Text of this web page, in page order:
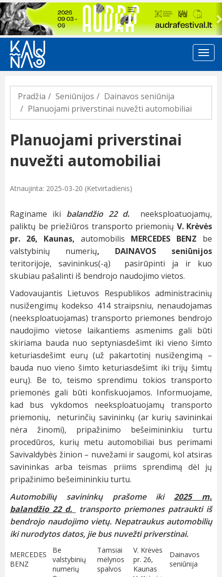
Previous
Pradžia Seniūnijos
Dainavos seniūnija
Planuojami priverstinai nuvežti automobiliai
Planuojami priverstinai
nuvežti automobiliai
Atnaujinta: 2025-03-20 (Ketvirtadienis)
Raginame iki balandžio 22 d.
neeksploatuojamų,
paliktų be priežiūros transporto priemonių V. Krėvės
pr. 26, Kaunas, automobilis MERCEDES BENZ be
valstybinių numerių, DAINAVOS seniūnijos
teritorijoje, savininkus(-ą) pasirūpinti ja ir kuo
skubiau pašalinti iš bendrojo naudojimo vietos.
Vadovaujantis Lietuvos Respublikos administracinių
nusižengimų kodekso 414 straipsniu, nenaudojamas
(neeksploatuojamas) transporto priemones bendrojo
naudojimo vietose laikantiems asmenims gali būti
skiriama bauda nuo septyniasdešimt iki vieno šimto
keturiasdešimt eurų (už pakartotinį nusižengimą –
bauda nuo vieno šimto keturiasdešimt iki trijų šimtų
eurų). Be to, teismo sprendimu tokios transporto
priemonės gali būti konfiskuojamos. Informuojame,
kad bus vykdomos neeksploatuojamų transporto
priemonių, neturinčių savininkų (ar kurių savininkai
nėra žinomi), pripažinimo bešeimininkiu turtu
procedūros, kurių metu automobiliai bus perimami
Savivaldybės žinion – nuvežami ir saugomi, kol atsiras
savininkas arba teismas priims sprendimą dėl jų
pripažinimo bešeimininkiu turtu.
Automobilių savininkų prašome iki
­­­2025 m.
balandžio 22 d.
transporto priemones patraukti iš
bendrojo naudojimo vietų. Nepatraukus automobilių
iki nurodytos datos, jie bus nuvežti priverstinai.
MERCEDES
BENZ
Be
valstybinių
numerių
Tamsiai
mėlynos
spalvos
V. Krėvės
pr. 26,
Kaunas
Dainavos
seniūnija